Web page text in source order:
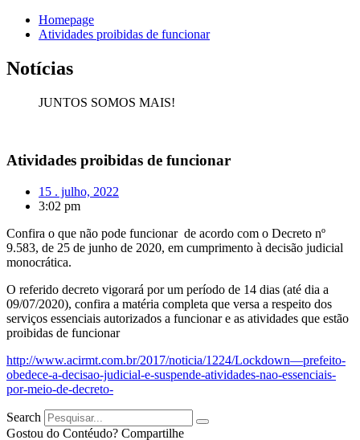
Homepage
Atividades proibidas de funcionar
Notícias
JUNTOS SOMOS MAIS!
Atividades proibidas de funcionar
15 . julho, 2022
3:02 pm
Confira o que não pode funcionar de acordo com o Decreto nº
9.583, de 25 de junho de 2020, em cumprimento à decisão judicial
monocrática.
O referido decreto vigorará por um período de 14 dias (até dia a
09/07/2020), confira a matéria completa que versa a respeito dos
serviços essenciais autorizados a funcionar e as atividades que estão
proibidas de funcionar
http://www.acirmt.com.br/2017/noticia/1224/Lockdown—prefeito-
obedece-a-decisao-judicial-e-suspende-atividades-nao-essenciais-
por-meio-de-decreto-
Search
Gostou do Contéudo? Compartilhe